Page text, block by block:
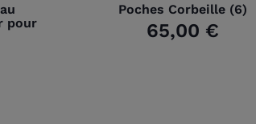
pour
Poches Corbeille (6)
65,00 €